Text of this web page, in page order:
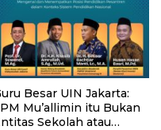
Besar UIN Jakarta:
Mu’allimin itu Bukan
Sekolah atau